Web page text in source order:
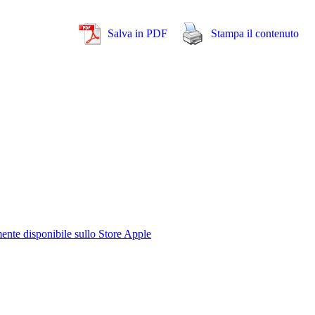
Salva in PDF Stampa il contenuto
disponibile sullo Store Apple